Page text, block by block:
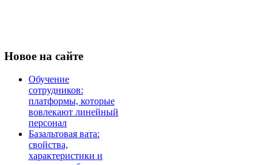
Новое на сайте
Обучение
сотрудников:
платформы, которые
вовлекают линейный
персонал
Базальтовая вата:
свойства,
характеристики и